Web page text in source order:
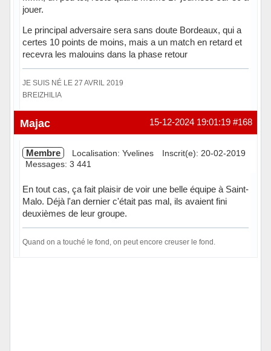
jouer.
Le principal adversaire sera sans doute Bordeaux, qui a
certes 10 points de moins, mais a un match en retard et
recevra les malouins dans la phase retour
JE SUIS NÉ LE 27 AVRIL 2019
BREIZHILIA
Hors ligne #168
15-12-2024 19:01:19
Majac
Membre Localisation: Yvelines
Inscrit(e): 20-02-2019
Messages: 3 441
En tout cas, ça fait plaisir de voir une belle équipe à Saint-
Malo. Déjà l'an dernier c'était pas mal, ils avaient fini
deuxièmes de leur groupe.
Quand on a touché le fond, on peut encore creuser le fond.